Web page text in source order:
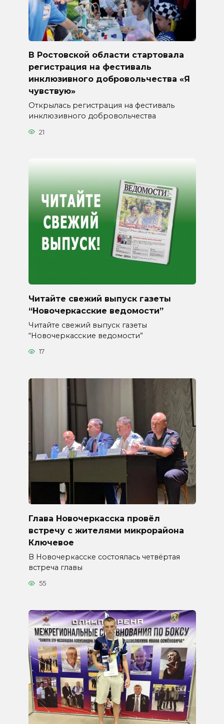
В Ростовской области стартовала
регистрация на фестиваль
инклюзивного добровольчества «Я
чувствую»
Открылась регистрация на фестиваль
инклюзивного добровольчества
21
Читайте свежий выпуск газеты
“Новочеркасские ведомости”
Читайте свежий выпуск газеты
“Новочеркасские ведомости”
17
Глава Новочеркасска провёл
встречу с жителями микрорайона
Ключевое
В Новочеркасске состоялась четвёртая
встреча главы
55